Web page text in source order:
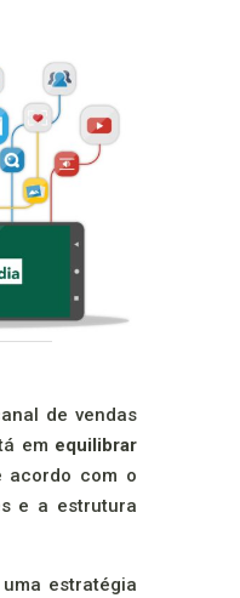
de vendas
em equilibrar
com o
e a estrutura
estratégia